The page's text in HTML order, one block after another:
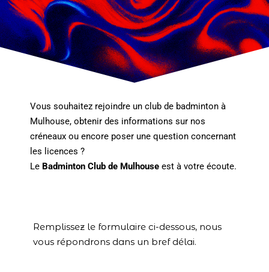
Vous souhaitez rejoindre un club de badminton à
Mulhouse, obtenir des informations sur nos
créneaux ou encore poser une question concernant
les licences ?
Le Badminton Club de Mulhouse est à votre écoute.
Remplissez le formulaire ci-dessous, nous
vous répondrons dans un bref délai.